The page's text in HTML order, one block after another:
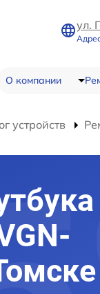
ул.
О компании
устройств